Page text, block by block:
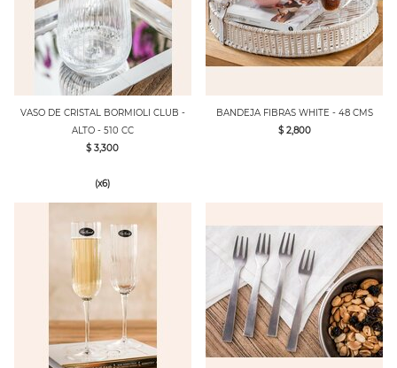
VASO DE CRISTAL BORMIOLI CLUB -
ALTO - 510 CC
$ 3,300
(x6)
BANDEJA FIBRAS WHITE - 48 CMS
$ 2,800